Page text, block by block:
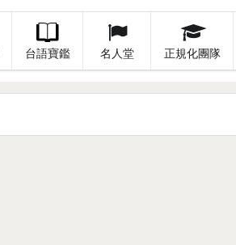
台語寶鑑 名人堂 正規化團隊